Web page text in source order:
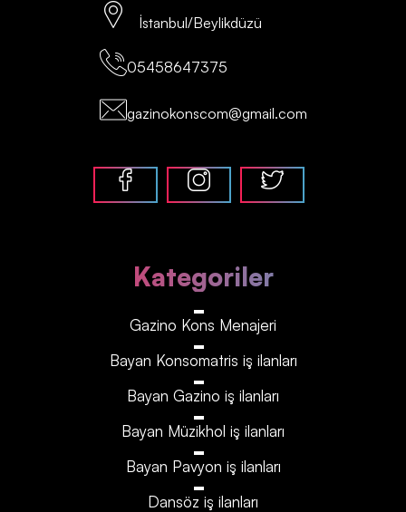
İstanbul/Beylikdüzü
05458647375
gazinokonscom@gmail.com
Kategoriler
Gazino Kons Menajeri
Bayan Konsomatris iş ilanları
Bayan Gazino iş ilanları
Bayan Müzikhol iş ilanları
Bayan Pavyon iş ilanları
Dansöz iş ilanları